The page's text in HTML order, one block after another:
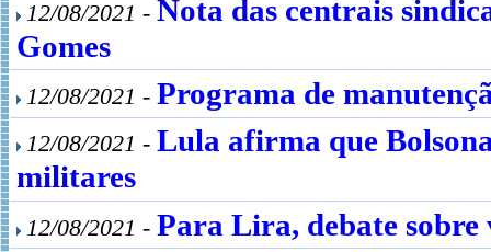
12/08/2021 - Nota das centrais
Gomes
12/08/2021 - Programa de
12/08/2021 - Lula afirma que
militares
12/08/2021 - Para Lira, debate sobre